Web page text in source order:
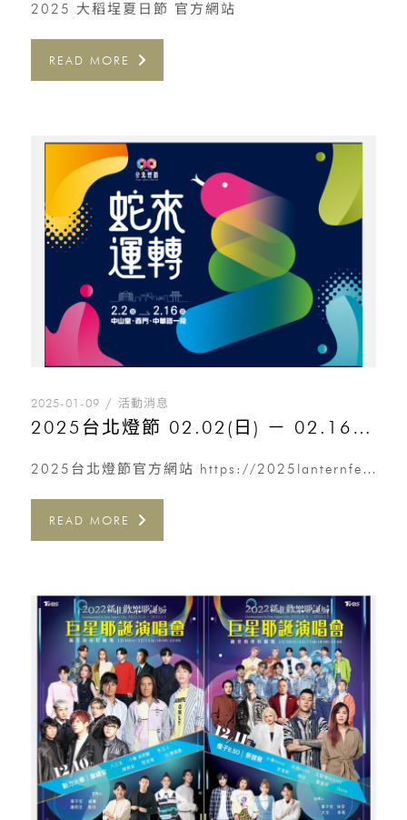
2025 大稻埕夏日節 官方網站
READ MORE
2025-01-09 活動消息
2025台北燈節 02.02(日) － 02.16(日)
2025台北燈節官方網站 https://2025lanternfestival.travel.taipei/
READ MORE